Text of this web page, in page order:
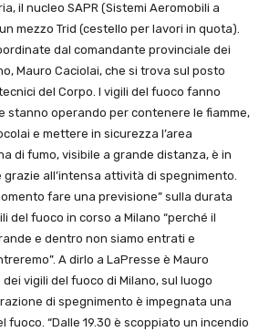
il nucleo SAPR (Sistemi Aeromobili a
mezzo Trid (cestello per lavori in quota).
dal comandante provinciale dei
Mauro Caciolai, che si trova sul posto
del Corpo. I vigili del fuoco fanno
stanno operando per contenere le fiamme,
e mettere in sicurezza l’area
di fumo, visibile a grande distanza, è in
all’intensa attività di spegnimento.
fare una previsione” sulla durata
del fuoco in corso a Milano “perché il
e dentro non siamo entrati e
A dirlo a LaPresse è Mauro
vigili del fuoco di Milano, sul luogo
di spegnimento è impegnata una
fuoco. “Dalle 19.30 è scoppiato un incendio